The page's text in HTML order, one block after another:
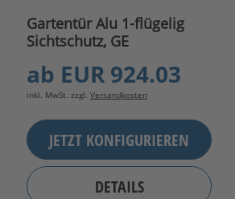
Gartentür Alu 1-flügelig
Sichtschutz, GE
ab EUR 924.03
inkl. MwSt. zzgl. Versandkosten
JETZT KONFIGURIEREN
DETAILS